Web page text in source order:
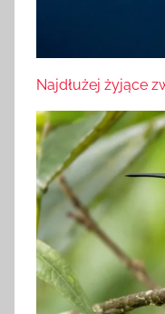
Najdłużej żyjące